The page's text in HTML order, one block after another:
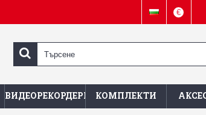
€
ВИДЕОРЕКОРДЕРИ КОМПЛЕКТИ